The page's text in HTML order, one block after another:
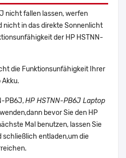
nicht fallen lassen, werfen
nicht in das direkte Sonnenlicht
der HP HSTNN-
die Funktionsunfähigkeit Ihrer
PB6J,HP HSTNN-PB6J Laptop
bevor Sie den HP
Mal benutzen, lassen Sie
schließlich entladen,um die